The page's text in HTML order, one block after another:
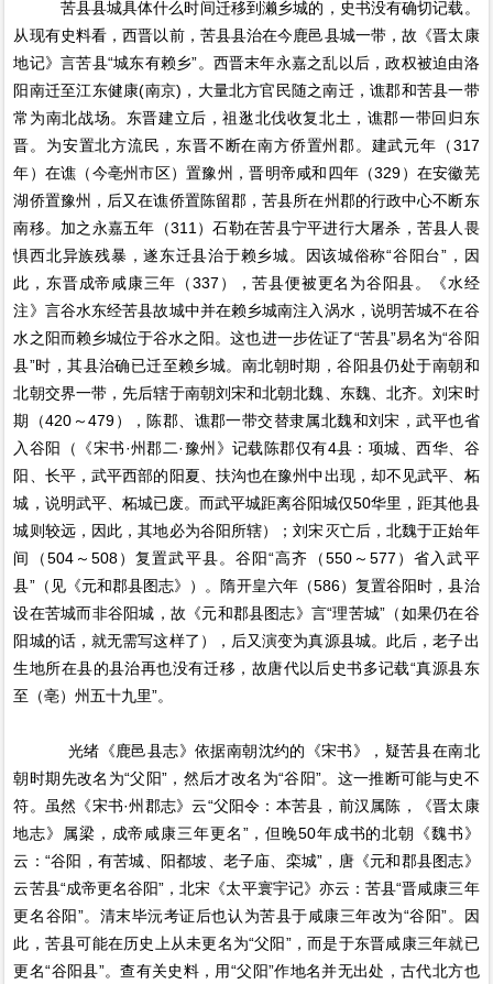
苦县县城具体什么时间迁移到濑乡城的，史书没有确切记载。
从现有史料看，西晋以前，苦县县治在今鹿邑县城一带，故《晋太康
地记》言苦县“城东有赖乡”。西晋末年永嘉之乱以后，政权被迫由洛
阳南迁至江东健康(南京)，大量北方官民随之南迁，谯郡和苦县一带
常为南北战场。东晋建立后，祖逖北伐收复北土，谯郡一带回归东
晋。为安置北方流民，东晋不断在南方侨置州郡。建武元年（317
年）在谯（今亳州市区）置豫州，晋明帝咸和四年（329）在安徽芜
湖侨置豫州，后又在谯侨置陈留郡，苦县所在州郡的行政中心不断东
南移。加之永嘉五年（311）石勒在苦县宁平进行大屠杀，苦县人畏
惧西北异族残暴，遂东迁县治于赖乡城。因该城俗称“谷阳台”，因
此，东晋成帝咸康三年（337），苦县便被更名为谷阳县。《水经
注》言谷水东经苦县故城中并在赖乡城南注入涡水，说明苦城不在谷
水之阳而赖乡城位于谷水之阳。这也进一步佐证了“苦县”易名为“谷阳
县”时，其县治确已迁至赖乡城。南北朝时期，谷阳县仍处于南朝和
北朝交界一带，先后辖于南朝刘宋和北朝北魏、东魏、北齐。刘宋时
期（420～479），陈郡、谯郡一带交替隶属北魏和刘宋，武平也省
入谷阳（《宋书·州郡二·豫州》记载陈郡仅有4县：项城、西华、谷
阳、长平，武平西部的阳夏、扶沟也在豫州中出现，却不见武平、柘
城，说明武平、柘城已废。而武平城距离谷阳城仅50华里，距其他县
城则较远，因此，其地必为谷阳所辖）；刘宋灭亡后，北魏于正始年
间（504～508）复置武平县。谷阳“高齐（550～577）省入武平
县”（见《元和郡县图志》）。隋开皇六年（586）复置谷阳时，县治
设在苦城而非谷阳城，故《元和郡县图志》言“理苦城”（如果仍在谷
阳城的话，就无需写这样了），后又演变为真源县城。此后，老子出
生地所在县的县治再也没有迁移，故唐代以后史书多记载“真源县东
至（亳）州五十九里”。
光绪《鹿邑县志》依据南朝沈约的《宋书》，疑苦县在南北
朝时期先改名为“父阳”，然后才改名为“谷阳”。这一推断可能与史不
符。虽然《宋书·州郡志》云“父阳令：本苦县，前汉属陈，《晋太康
地志》属梁，成帝咸康三年更名”，但晚50年成书的北朝《魏书》
云：“谷阳，有苦城、阳都坡、老子庙、栾城”，唐《元和郡县图志》
云苦县“成帝更名谷阳”，北宋《太平寰宇记》亦云：苦县“晋咸康三年
更名谷阳”。清末毕沅考证后也认为苦县于咸康三年改为“谷阳”。因
此，苦县可能在历史上从未更名为“父阳”，而是于东晋咸康三年就已
更名“谷阳县”。查有关史料，用“父阳”作地名并无出处，古代北方也